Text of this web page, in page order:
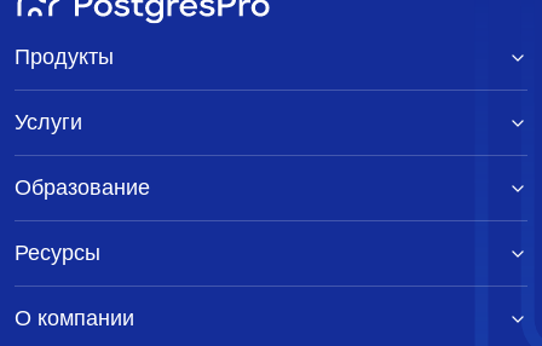
Продукты
Услуги
Образование
Ресурсы
О компании